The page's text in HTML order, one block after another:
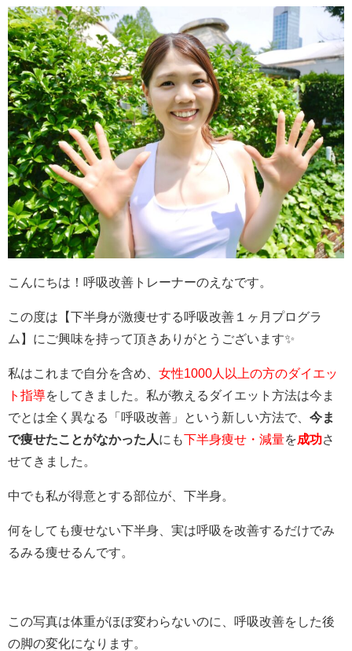
こんにちは！呼吸改善トレーナーのえなです。
この度は【下半身が激痩せする呼吸改善１ヶ月プログラ
ム】にご興味を持って頂きありがとうございます✨
私はこれまで自分を含め、 女性1000人以上の方のダイエッ
ト指導をしてきました。私が教えるダイエット方法は今ま
でとは全く異なる「呼吸改善」という新しい方法で、 今ま
で痩せたことがなかった人にも下半身痩せ・減量を成功さ
せてきました。
中でも私が得意とする部位が、下半身。
何をしても痩せない下半身、実は呼吸を改善するだけでみ
るみる痩せるんです。
この写真は体重がほぼ変わらないのに、呼吸改善をした後
の脚の変化になります。